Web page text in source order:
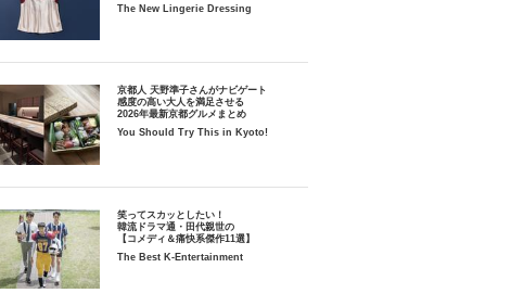
The New Lingerie Dressing
京都人 天野準子さんがナビゲート
感度の高い大人を満足させる
2026年最新京都グルメまとめ
You Should Try This in Kyoto!
笑ってスカッとしたい！
韓流ドラマ通・田代親世の
【コメディ＆痛快系傑作11選】
The Best K-Entertainment